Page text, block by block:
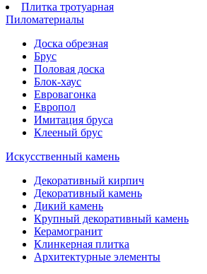
Плитка тротуарная
Пиломатериалы
Доска обрезная
Брус
Половая доска
Блок-хаус
Евровагонка
Европол
Имитация бруса
Клееный брус
Искусственный камень
Декоративный кирпич
Декоративный камень
Дикий камень
Крупный декоративный камень
Керамогранит
Клинкерная плитка
Архитектурные элементы